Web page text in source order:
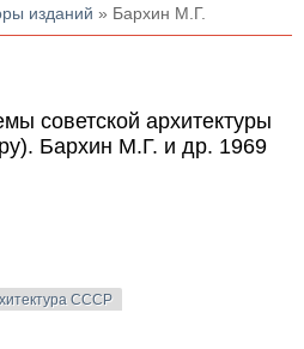
изданий » Бархин М.Г.
советской архитектуры
Бархин М.Г. и др. 1969
СССР